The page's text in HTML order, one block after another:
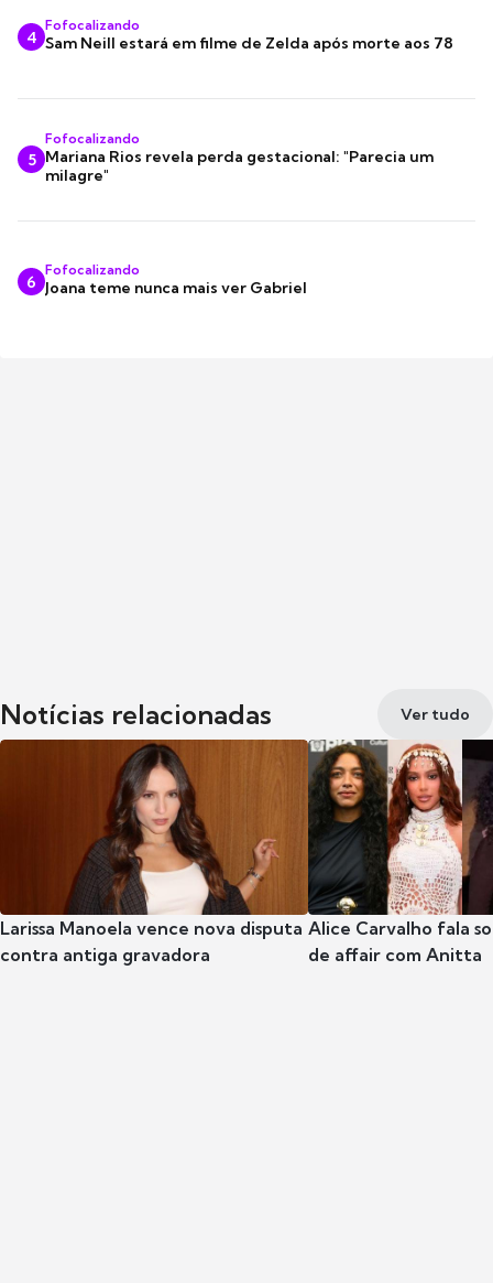
4
Fofocalizando
Sam Neill estará em filme de Zelda após morte aos 78
5
Fofocalizando
Mariana Rios revela perda gestacional: "Parecia um
milagre"
6
Fofocalizando
Joana teme nunca mais ver Gabriel
Notícias relacionadas Ver tudo
Larissa Manoela vence nova disputa
contra antiga gravadora
Alice Carvalho fala
de affair com Anitta